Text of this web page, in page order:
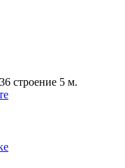
строение 5 м.